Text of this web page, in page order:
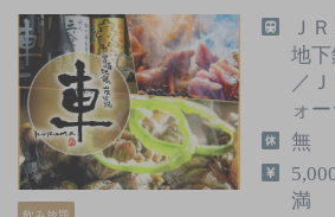
Ｊ
地
／
ォ
無
満